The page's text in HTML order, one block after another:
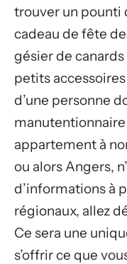
trouver un pounti
cadeau de fête
gésier de
petits
d’une personne
appartement à
ou alors Angers,
d’informations à
régionaux, allez
Ce sera une
s’offrir ce que